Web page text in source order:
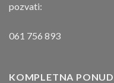
pozvati:
061 756 893
KOMPLETNA